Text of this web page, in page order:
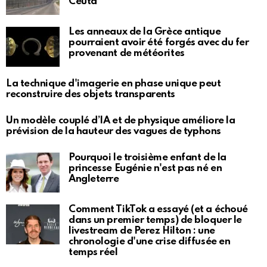
Les anneaux de la Grèce antique
pourraient avoir été forgés avec du fer
provenant de météorites
La technique d'imagerie en phase unique peut
reconstruire des objets transparents
Un modèle couplé d’IA et de physique améliore la
prévision de la hauteur des vagues de typhons
Pourquoi le troisième enfant de la
princesse Eugénie n'est pas né en
Angleterre
Comment TikTok a essayé (et a échoué
dans un premier temps) de bloquer le
livestream de Perez Hilton : une
chronologie d'une crise diffusée en
temps réel